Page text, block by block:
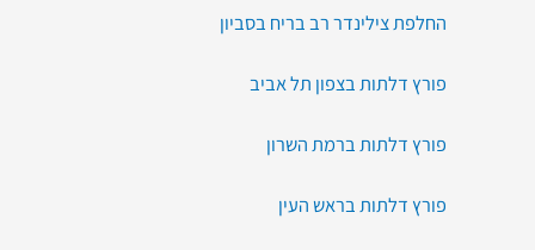
החלפת צילינדר רב בריח בסביון
פורץ דלתות בצפון תל אביב
פורץ דלתות ברמת השרון
פורץ דלתות בראש העין